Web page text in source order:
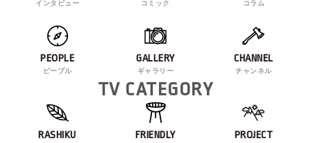
インタビュー コミック コラム
PEOPLE
ピープル
GALLERY
ギャラリー
CHANNEL
チャンネル
TV CATEGORY
RASHIKU FRIENDLY PROJECT